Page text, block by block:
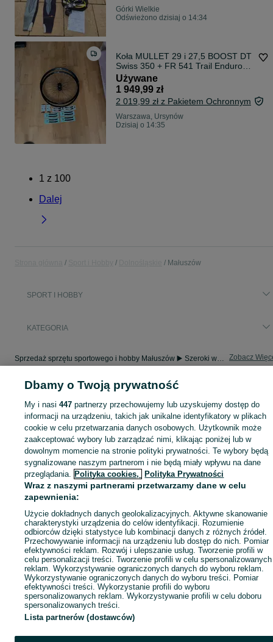
Górki Wielkie
Odświeżono dzisiaj o 14:34
Koła MULLET 29 i 27,5 BOOST DT
Swiss 350 + FR 541 Trail Enduro
FR DH
Używane
1 949,99 zł
2 019,99 zł z Pakietem Ochronnym
Warszawa, Ursynów
Dzisiaj o 14:35
1 z 100
Dalej
Małuszów
SPORT I HOBBY
KATEGORIA
Sprzedaż sprzętu sportowego i hobby Małuszów ▶️ Szeroki wybór produktów ✅ Nowe i używane w atrakcyjnych cenach ✌ Sprawdź ogłoszenia na OLX.pl! Zobacz
Mapa kategorii
Mapa miejscowości
Mapa ministron
Popularne wyszukiwania
Dbamy o Twoją prywatność
My i nasi447 partnerzy przechowujemy lub uzyskujemy dostęp do
informacji na urządzeniu, takich jak unikalne identyfikatory w plikach
cookie w celu przetwarzania danych osobowych. Użytkownik może
zaakceptować wybory lub zarządzać nimi, klikając poniżej lub w
dowolnym momencie na stronie polityki prywatności. Te wybory będą
sygnalizowane naszym partnerom i nie będą miały wpływu na dane
przeglądania. Polityka cookies, Polityka Prywatności
Wraz z naszymi partnerami przetwarzamy dane w celu
zapewnienia:
Użycie dokładnych danych geolokalizacyjnych. Aktywne skanowanie
charakterystyki urządzenia do celów identyfikacji. Rozumienie
odbiorców dzięki statystyce lub kombinacji danych z różnych źródeł.
Przechowywanie informacji na urządzeniu lub dostęp do nich. Pomiar
efektywności reklam. Rozwój i ulepszanie usług. Tworzenie profili w
celu personalizacji treści. Tworzenie profili w celu spersonalizowanych
reklam. Wykorzystywanie ograniczonych danych do wyboru reklam.
Wykorzystywanie ograniczonych danych do wyboru treści. Pomiar
efektywności treści. Wykorzystanie profili do wyboru
spersonalizowanych reklam. Wykorzystywanie profili w celu doboru
spersonalizowanych treści.
Lista partnerów (dostawców)